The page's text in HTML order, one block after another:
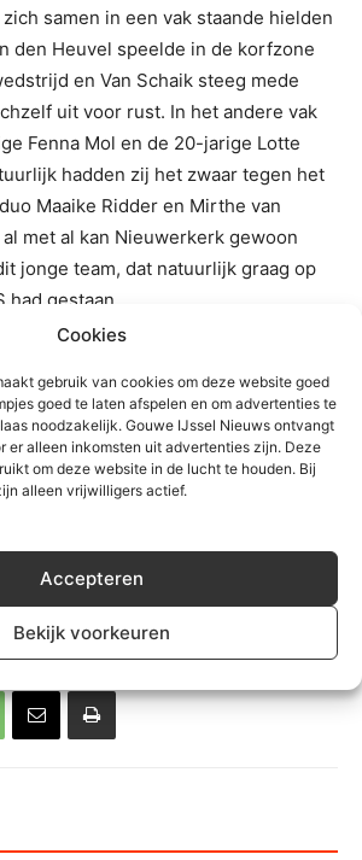
Cookies
gebruik van cookies om deze website goed
goed te laten afspelen en om advertenties te
noodzakelijk. Gouwe IJssel Nieuws ontvangt
er alleen inkomsten uit advertenties zijn. Deze
om deze website in de lucht te houden. Bij
alleen vrijwilligers actief.
Accepteren
Bekijk voorkeuren
samen in een vak staande hielden
den Heuvel speelde in de korfzone
en Van Schaik steeg mede
uit voor rust. In het andere vak
Fenna Mol en de 20-jarige Lotte
hadden zij het zwaar tegen het
Maaike Ridder en Mirthe van
met al kan Nieuwerkerk gewoon
jonge team, dat natuurlijk graag op
had gestaan.
van der Vliet 2 en Nathan Marck 1.
Mirthe van Staalduinen 7, Thom
Ridder 2, Elise Rijsdijk 2, Judith